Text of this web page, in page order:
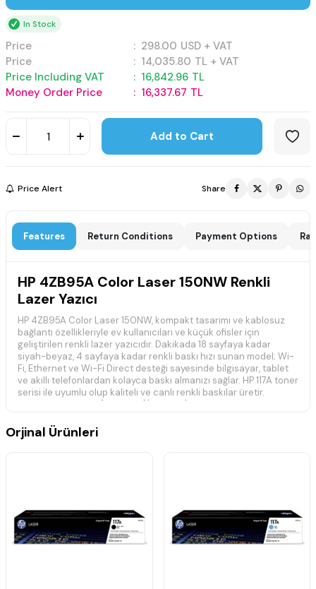
In Stock
Price : 298.00 USD + VAT
Price
: 14,035.80 TL + VAT
Price Including VAT
: 16,842.96 TL
Money Order Price
: 16,337.67 TL
Add to Cart
Price Alert Share
Features Return Conditions Payment Options
HP 4ZB95A Color Laser 150NW Renkli
Lazer Yazıcı
HP 4ZB95A Color Laser 150NW, kompakt tasarımı ve kablosuz
bağlantı özellikleriyle ev kullanıcıları ve küçük ofisler için
geliştirilen renkli lazer yazıcıdır. Dakikada 18 sayfaya kadar
siyah-beyaz, 4 sayfaya kadar renkli baskı hızı sunan model; Wi-
Fi, Ethernet ve Wi-Fi Direct desteği sayesinde bilgisayar, tablet
ve akıllı telefonlardan kolayca baskı almanızı sağlar. HP 117A toner
serisi ile uyumlu olup kaliteli ve canlı renkli baskılar üretir.
:contentReference[oaicite:0]{index=0}
📋 Teknik Özellikler
Baskı Çözünürlüğü:600 × 600 dpi
Çift Taraflı Baskı:Manuel (Sürücü destekli)
Kağıt Girişi:150 Yaprak
Orjinal Ürünleri